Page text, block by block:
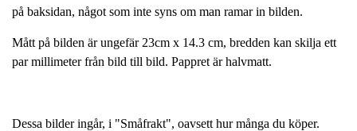
på baksidan, något som inte syns om man ramar in bilden.
Mått på bilden är ungefär 23cm x 14.3 cm, bredden kan skilja ett
par millimeter från bild till bild. Pappret är halvmatt.
Dessa bilder ingår, i "Småfrakt", oavsett hur många du köper.